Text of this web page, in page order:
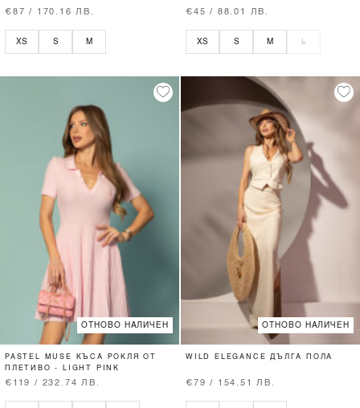
€87 / 170.16 ЛВ.
XS S M
€45 / 88.01 ЛВ.
XS S M L
ОТНОВО НАЛИЧЕН
PASTEL MUSE КЪСА РОКЛЯ ОТ
ПЛЕТИВО - LIGHT PINK
€119 / 232.74 ЛВ.
ОТНОВО НАЛИЧЕН
WILD ELEGANCE ДЪЛГА ПОЛА
€79 / 154.51 ЛВ.